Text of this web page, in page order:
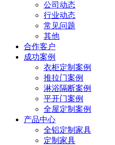
公司动态
行业动态
常见问题
其他
合作客户
成功案例
衣柜定制案例
推拉门案例
淋浴隔断案例
平开门案例
全屋定制案例
产品中心
全铝定制家具
定制家具